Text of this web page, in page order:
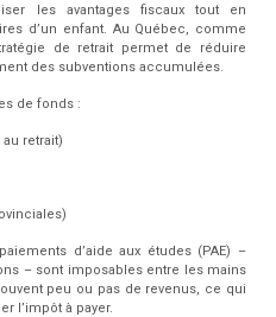
les avantages fiscaux tout en
d’un enfant. Au Québec, comme
de retrait permet de réduire
des subventions accumulées.
de fonds :
retrait)
d’aide aux études (PAE) –
– sont imposables entre les mains
peu ou pas de revenus, ce qui
l’impôt à payer.